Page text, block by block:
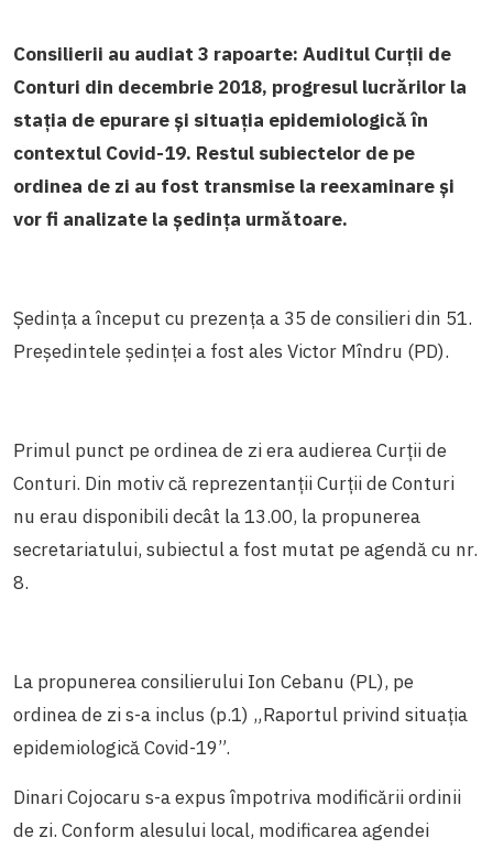
Consilierii au audiat 3 rapoarte: Auditul Curții de
Conturi din decembrie 2018, progresul lucrărilor la
stația de epurare și situația epidemiologică în
contextul Covid-19. Restul subiectelor de pe
ordinea de zi au fost transmise la reexaminare și
vor fi analizate la ședința următoare.
Ședința a început cu prezența a 35 de consilieri din 51.
Președintele ședinței a fost ales Victor Mîndru (PD).
Primul punct pe ordinea de zi era audierea Curții de
Conturi. Din motiv că reprezentanții Curții de Conturi
nu erau disponibili decât la 13.00, la propunerea
secretariatului, subiectul a fost mutat pe agendă cu nr.
8.
La propunerea consilierului Ion Cebanu (PL), pe
ordinea de zi s-a inclus (p.1) „Raportul privind situația
epidemiologică Covid-19”.
Dinari Cojocaru s-a expus împotriva modificării ordinii
de zi. Conform alesului local, modificarea agendei